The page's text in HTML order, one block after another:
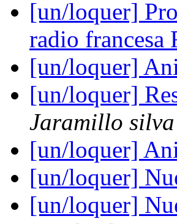
[un/loquer]
radio francesa
[un/loquer]
[un/loquer]
Jaramillo silva
[un/loquer]
[un/loquer]
[un/loquer]